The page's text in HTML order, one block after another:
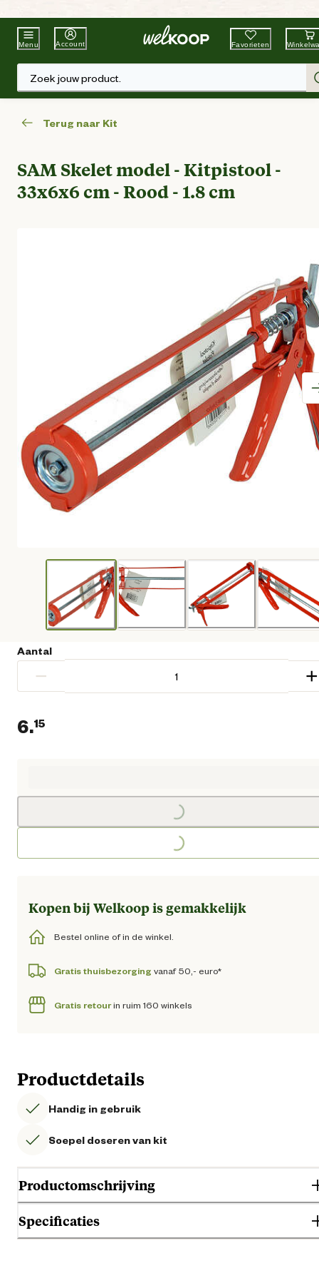
Beste WinkelketenTuin & Dier
Menu Account Favorieten
Zoek jouw product.
Terug naar Kit
SAM Skelet model - Kitpistool -
33x6x6 cm - Rood - 1.8 cm
Aantal
− +
6.15
Loading...
Loading...
Kopen bij Welkoop is gemakkelijk
Bestel online of in de winkel.
Gratis thuisbezorging vanaf 50,- euro*
Gratis retourin ruim 160 winkels
Productdetails
Handig in gebruik
Soepel doseren van kit
Productomschrijving
Lichtgewicht kitpistool geschikt voor o.a. montagekitten,
Specificaties